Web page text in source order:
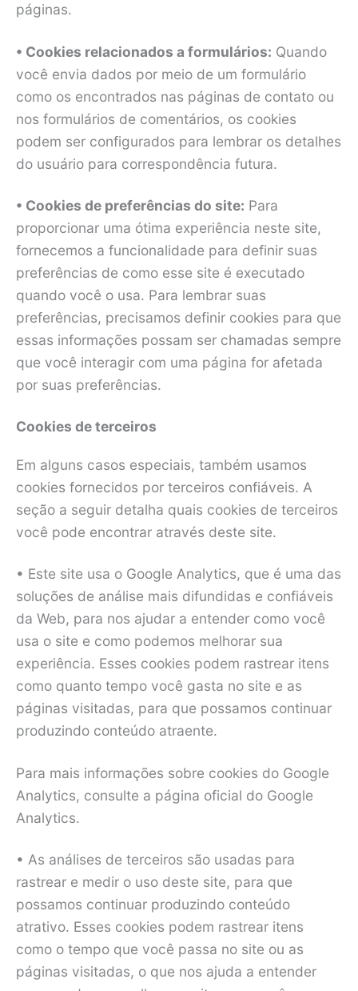
páginas.
• Cookies relacionados a formulários: Quando
você envia dados por meio de um formulário
como os encontrados nas páginas de contato ou
nos formulários de comentários, os cookies
podem ser configurados para lembrar os detalhes
do usuário para correspondência futura.
• Cookies de preferências do site: Para
proporcionar uma ótima experiência neste site,
fornecemos a funcionalidade para definir suas
preferências de como esse site é executado
quando você o usa. Para lembrar suas
preferências, precisamos definir cookies para que
essas informações possam ser chamadas sempre
que você interagir com uma página for afetada
por suas preferências.
Cookies de terceiros
Em alguns casos especiais, também usamos
cookies fornecidos por terceiros confiáveis. A
seção a seguir detalha quais cookies de terceiros
você pode encontrar através deste site.
• Este site usa o Google Analytics, que é uma das
soluções de análise mais difundidas e confiáveis
da Web, para nos ajudar a entender como você
usa o site e como podemos melhorar sua
experiência. Esses cookies podem rastrear itens
como quanto tempo você gasta no site e as
páginas visitadas, para que possamos continuar
produzindo conteúdo atraente.
Para mais informações sobre cookies do Google
Analytics, consulte a página oficial do Google
Analytics.
• As análises de terceiros são usadas para
rastrear e medir o uso deste site, para que
possamos continuar produzindo conteúdo
atrativo. Esses cookies podem rastrear itens
como o tempo que você passa no site ou as
páginas visitadas, o que nos ajuda a entender